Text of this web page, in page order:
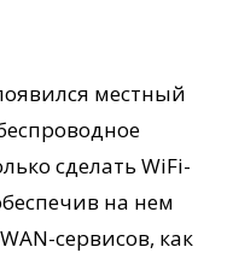
местный
сделать WiFi-
на нем
сервисов, как